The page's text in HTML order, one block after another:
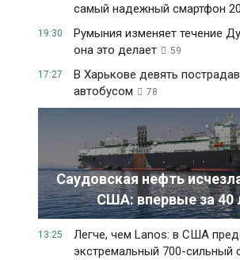
самый надежный смартфон
19:30
Румыния изменяет течение
она это делает
59
17:27
В Харькове девять
автобусом
78
Саудовская нефть
США: впервые за 40
13:25
Легче, чем Lanos: в США
экстремальный 700-сильный